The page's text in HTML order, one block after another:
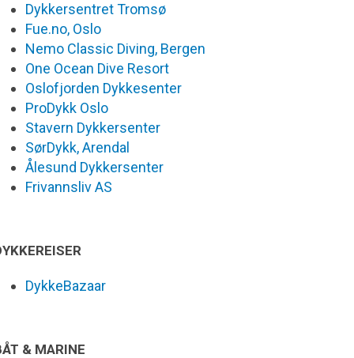
Dykkersentret Tromsø
Fue.no, Oslo
Nemo Classic Diving, Bergen
One Ocean Dive Resort
Oslofjorden Dykkesenter
ProDykk Oslo
Stavern Dykkersenter
SørDykk, Arendal
Ålesund Dykkersenter
Frivannsliv AS
DykkeBazaar
& MARINE